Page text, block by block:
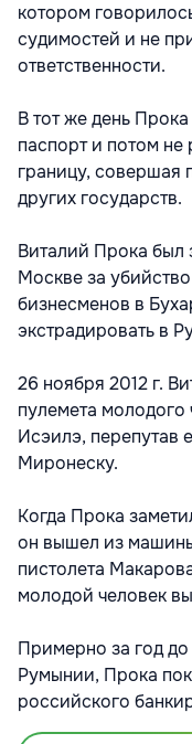
котором
судимостей и не
ответственности.
В тот же день
паспорт и потом не
границу, совершая
других государств.
Виталий Прока был
Москве за
бизнесменов в
экстрадировать в
26 ноября 2012 г.
пулемета молодого
Исэилэ, перепутав
Миронеску.
Когда Прока
он вышел из
пистолета
молодой человек
Примерно за год
Румынии, Прока
российского